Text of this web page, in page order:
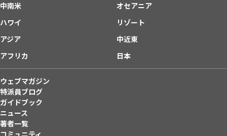
中南米
オセアニア
ハワイ
リゾート
アジア
中近東
アフリカ
日本
ウェブマガジン
特派員ブログ
ガイドブック
ニュース
著者一覧